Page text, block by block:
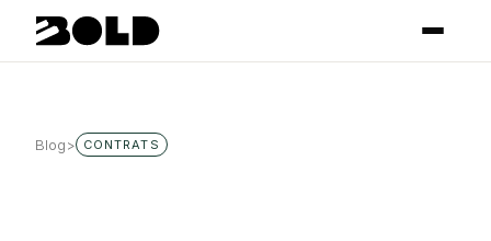
Blog> CONTRATS